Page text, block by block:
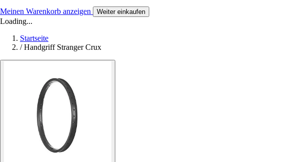
Meinen Warenkorb anzeigen Weiter einkaufen
Loading...
Startseite
/ Handgriff Stranger Crux